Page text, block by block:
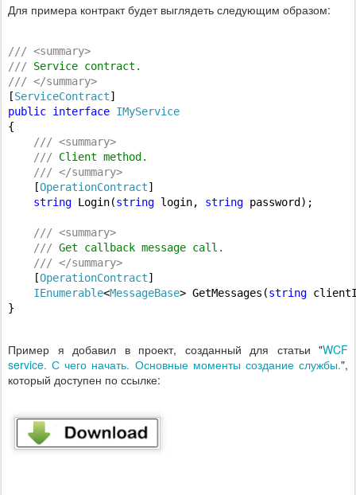
Для примера контракт будет выглядеть следующим образом:
/// <summary>
/// Service contract.
/// </summary>
[ServiceContract
public interface IMyService
{
/// <summary>
/// Client method.
/// </summary>
[OperationContract]
string Login(string login, string password);
/// <summary>
/// Get callback message call.
/// </summary>
[OperationContract]
IEnumerable<MessageBase> GetMessages(string
}
Пример я добавил в проект, созданный для статьи "WCF
service. С чего начать. Основные моменты создание службы.",
который доступен по ссылке: